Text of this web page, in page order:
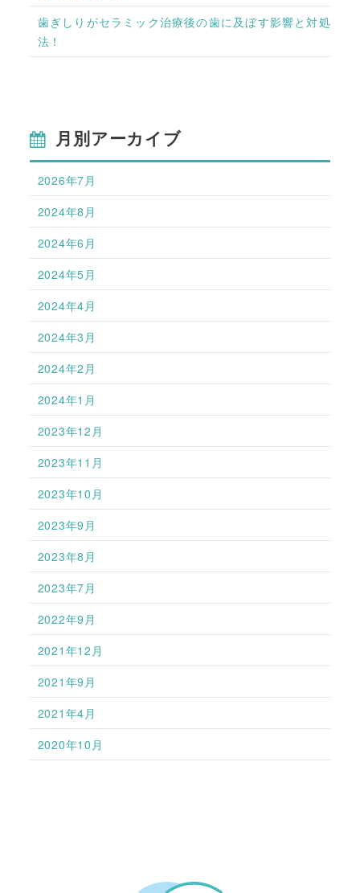
歯ぎしりがセラミック治療後の歯に及ぼす影響と対処
法！
月別アーカイブ
2026年7月
2024年8月
2024年6月
2024年5月
2024年4月
2024年3月
2024年2月
2024年1月
2023年12月
2023年11月
2023年10月
2023年9月
2023年8月
2023年7月
2022年9月
2021年12月
2021年9月
2021年4月
2020年10月